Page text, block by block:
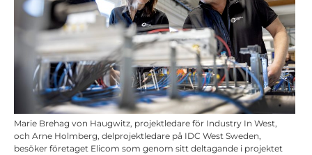
Marie Brehag von Haugwitz, projektledare för Industry In West,
och Arne Holmberg, delprojektledare på IDC West Sweden,
besöker företaget Elicom som genom sitt deltagande i projektet